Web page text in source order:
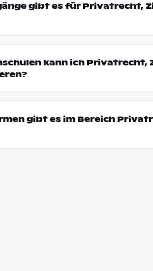
gibt es für Privatrecht,
kann ich Privatrecht,
gibt es im Bereich